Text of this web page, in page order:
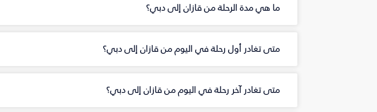
ما هي مدة الرحلة من قازان إلى دبي؟
متى تغادر أول رحلة في اليوم من قازان إلى دبي؟
متى تغادر آخر رحلة في اليوم من قازان إلى دبي؟